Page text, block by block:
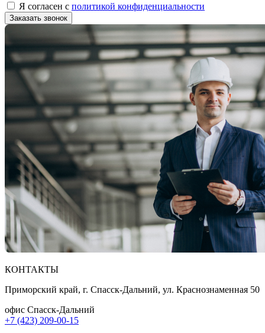
Я согласен с политикой конфиденциальности
Заказать звонок
КОНТАКТЫ
Приморский край, г. Спасск-Дальний, ул. Краснознаменная 50
офис Спасск-Дальний
+7 (423) 209-00-15